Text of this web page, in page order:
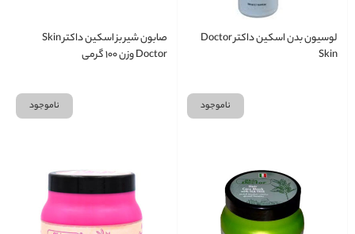
لوسیون بدن اسکین داکتر Doctor
Skin
ناموجود
صابون شیر بز اسکین داکتر Skin
Doctor وزن ۱۰۰ گرمی
ناموجود